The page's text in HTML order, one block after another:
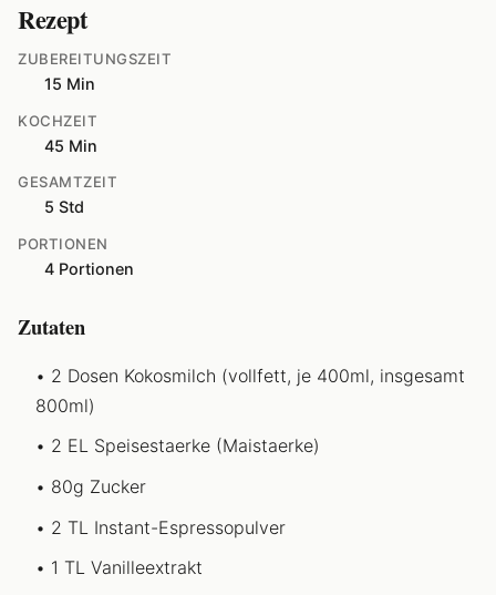
Rezept
ZUBEREITUNGSZEIT
15 Min
KOCHZEIT
45 Min
GESAMTZEIT
5 Std
PORTIONEN
4 Portionen
Zutaten
2 Dosen Kokosmilch (vollfett, je 400ml, insgesamt
800ml)
2 EL Speisestaerke (Maistaerke)
80g Zucker
2 TL Instant-Espressopulver
1 TL Vanilleextrakt